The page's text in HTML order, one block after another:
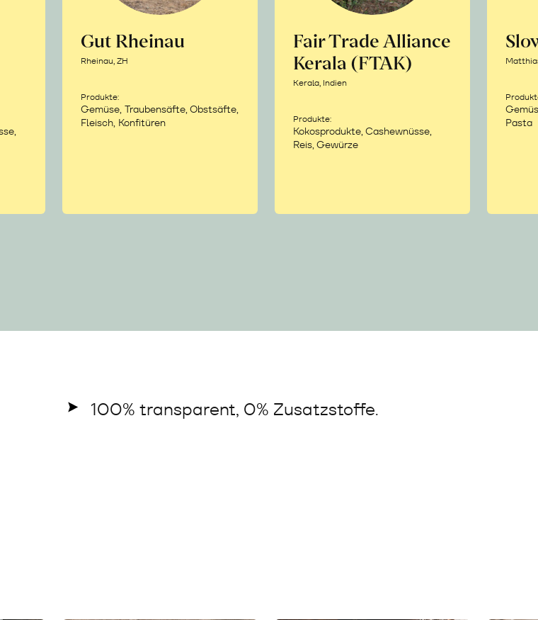
Gut Rheinau
Rheinau, ZH
Produkte:
Gemüse, Traubensäfte, Obstsäfte,
Fleisch, Konfitüren
Fair Trade Alliance
Kerala (FTAK)
Kerala, Indien
Produkte:
Kokosprodukte, Cashewnüsse,
Reis, Gewürze
Pasta
100% transparent, 0% Zusatzstoffe.